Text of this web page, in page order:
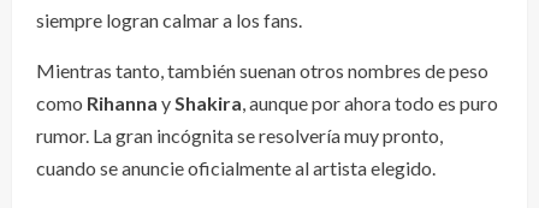
siempre logran calmar a los fans.
Mientras tanto, también suenan otros nombres de peso
como Rihanna y Shakira , aunque por ahora todo es puro
rumor. La gran incógnita se resolvería muy pronto,
cuando se anuncie oficialmente al artista elegido.